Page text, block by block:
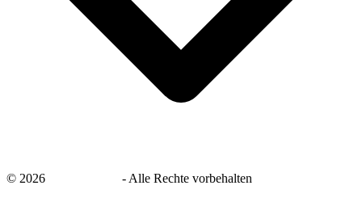
© 2026 - Alle Rechte vorbehalten